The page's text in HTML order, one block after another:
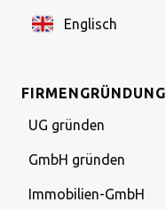
Englisch
FIRMENGRÜNDUNG
UG gründen
GmbH gründen
Immobilien-GmbH